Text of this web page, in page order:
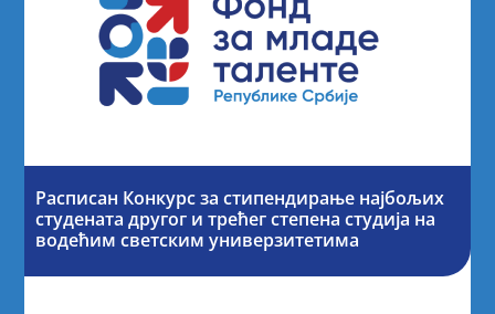
Расписан Конкурс за стипендирање најбољих
студената другог и трећег степена студија на
водећим светским универзитетима